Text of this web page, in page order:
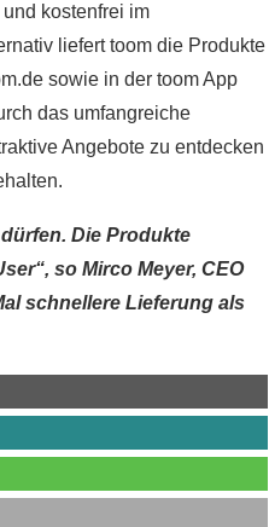
kostenfrei im
liefert toom die Produkte
sowie in der toom App
das umfangreiche
Angebote zu entdecken
Die Produkte
so Mirco Meyer, CEO
schnellere Lieferung als